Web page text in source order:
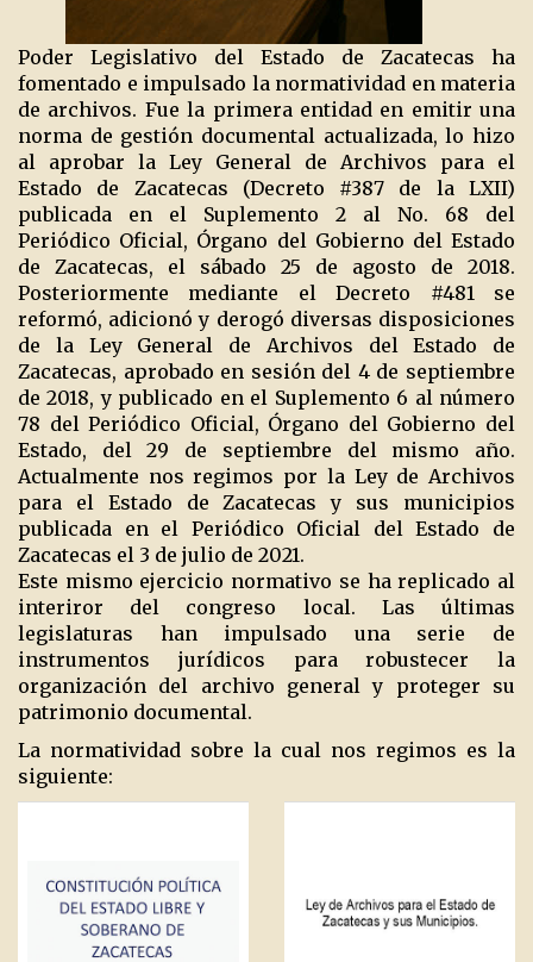
Poder Legislativo del Estado de Zacatecas ha
fomentado e impulsado la normatividad en materia
de archivos. Fue la primera entidad en emitir una
norma de gestión documental actualizada, lo hizo
al aprobar la Ley General de Archivos para el
Estado de Zacatecas (Decreto #387 de la LXII)
publicada en el Suplemento 2 al No. 68 del
Periódico Oficial, Órgano del Gobierno del Estado
de Zacatecas, el sábado 25 de agosto de 2018.
Posteriormente mediante el Decreto #481 se
reformó, adicionó y derogó diversas disposiciones
de la Ley General de Archivos del Estado de
Zacatecas, aprobado en sesión del 4 de septiembre
de 2018, y publicado en el Suplemento 6 al número
78 del Periódico Oficial, Órgano del Gobierno del
Estado, del 29 de septiembre del mismo año.
Actualmente nos regimos por la Ley de Archivos
para el Estado de Zacatecas y sus municipios
publicada en el Periódico Oficial del Estado de
Zacatecas el 3 de julio de 2021.
Este mismo ejercicio normativo se ha replicado al
interiror del congreso local. Las últimas
legislaturas han impulsado una serie de
instrumentos jurídicos para robustecer la
organización del archivo general y proteger su
patrimonio documental.
La normatividad sobre la cual nos regimos es la
siguiente: